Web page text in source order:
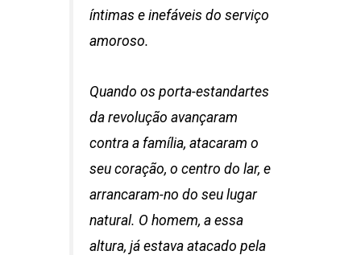
íntimas e inefáveis do serviço
amoroso.
Quando os porta-estandartes
da revolução avançaram
contra a família, atacaram o
seu coração, o centro do lar, e
arrancaram-no do seu lugar
natural. O homem, a essa
altura, já estava atacado pela